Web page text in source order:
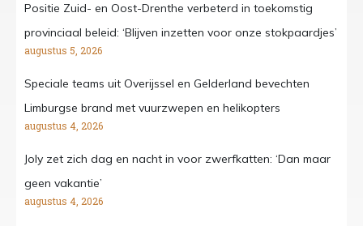
Positie Zuid- en Oost-Drenthe verbeterd in toekomstig
provinciaal beleid: ‘Blijven inzetten voor onze stokpaardjes’
augustus 5, 2026
Speciale teams uit Overijssel en Gelderland bevechten
Limburgse brand met vuurzwepen en helikopters
augustus 4, 2026
Joly zet zich dag en nacht in voor zwerfkatten: ‘Dan maar
geen vakantie’
augustus 4, 2026